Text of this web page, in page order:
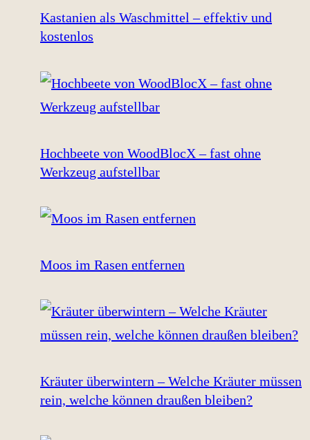
Kastanien als Waschmittel – effektiv und
kostenlos
Hochbeete von WoodBlocX – fast ohne
Werkzeug aufstellbar
Moos im Rasen entfernen
Kräuter überwintern – Welche Kräuter müssen
rein, welche können draußen bleiben?